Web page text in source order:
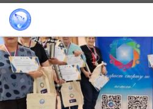
Перейти к содержимому